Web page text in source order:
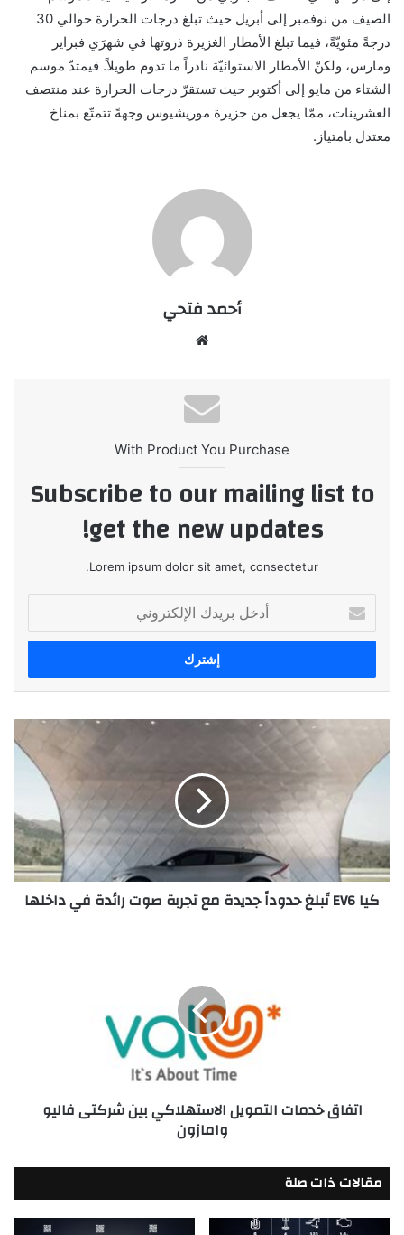
الصيف من نوفمبر إلى أبريل حيث تبلغ درجات الحرارة حوالي 30
درجةً مئويّةً، فيما تبلغ الأمطار الغزيرة ذروتها في شهرَي فبراير
ومارس، ولكنّ الأمطار الاستوائيّة نادراً ما تدوم طويلاً. فيمتدّ موسم
الشتاء من مايو إلى أكتوبر حيث تستقرّ درجات الحرارة عند منتصف
العشرينات، ممّا يجعل من جزيرة موريشيوس وجهةً تتمتّع بمناخ
معتدل بامتياز.
أحمد فتحي
With Product You Purchase
Subscribe to our mailing list to
get the new updates!
Lorem ipsum dolor sit amet, consectetur.
بريدك
الإلكتروني
EV6
تَبلغ
حدوداً
تجربة
صوت
رائدة
فيكيا EV6 تَبلغ حدوداً جديدة مع تجربة صوت رائدة في داخلها
اتفاق خدمات التمويل الاستهلاكي بين شركتى فاليو
وامازون
مقالات ذات صلة